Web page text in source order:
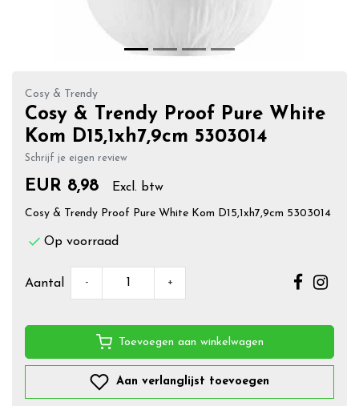
Cosy & Trendy
Cosy & Trendy Proof Pure White
Kom D15,1xh7,9cm 5303014
Schrijf je eigen review
EUR 8,98 Excl. btw
Cosy & Trendy Proof Pure White Kom D15,1xh7,9cm 5303014
Op voorraad
Aantal - +
Toevoegen aan winkelwagen
Aan verlanglijst toevoegen